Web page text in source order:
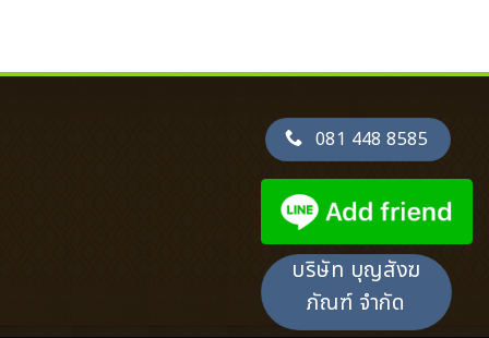
081 448 8585
บริษัท บุญสังฆ
ภัณฑ์ จำกัด